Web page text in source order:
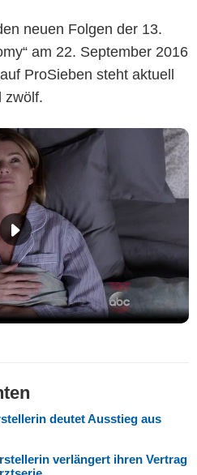
neuen Folgen der 13.
am 22. September 2016
ProSieben steht aktuell
zwölf.
deutet Ausstieg aus
verlängert ihren Vertrag